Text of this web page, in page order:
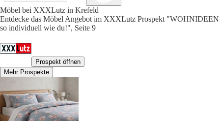
Möbel bei XXXLutz in Krefeld
Entdecke das Möbel Angebot im XXXLutz Prospekt "WOHNIDEEN
so individuell wie du!", Seite 9
Prospekt öffnen
Mehr Prospekte